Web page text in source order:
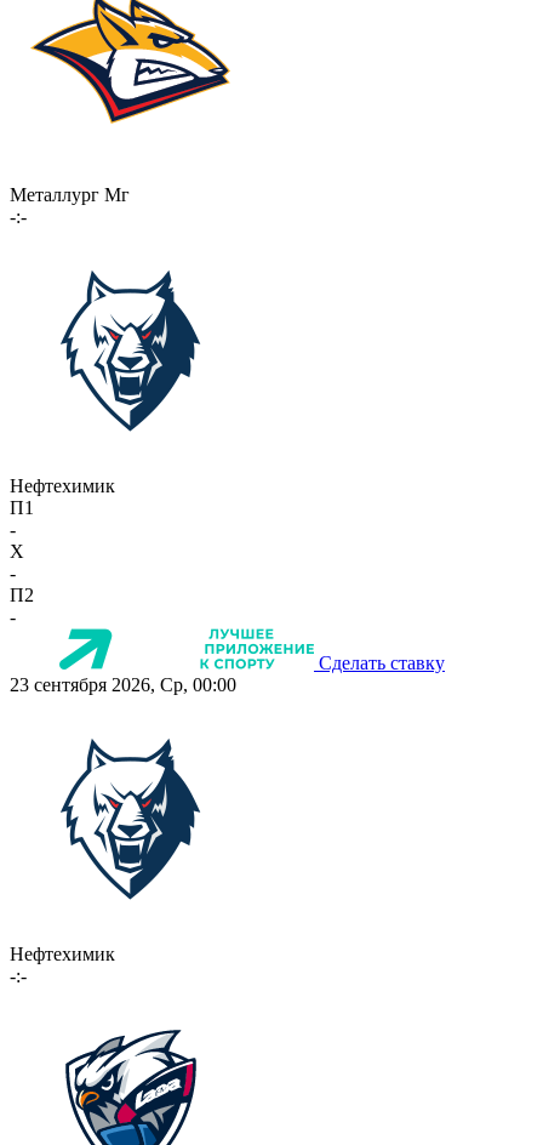
Металлург Мг
-:-
Нефтехимик
П1
-
X
-
П2
-
Сделать ставку
23 сентября 2026, Ср, 00:00
Нефтехимик
-:-